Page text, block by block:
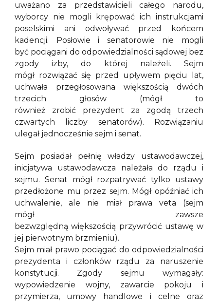
uważano za przedstawicieli całego narodu,
wyborcy nie mogli krępować ich instrukcjami
poselskimi ani odwoływać przed końcem
kadencji. Posłowie i senatorowie nie mogli
być pociągani do odpowiedzialności sądowej bez
zgody izby, do której należeli. Sejm
mógł rozwiązać się przed upływem pięciu lat,
uchwała przegłosowana większością dwóch
trzecich głosów (mógł to
również zrobić prezydent za zgodą trzech
czwartych liczby senatorów). Rozwiązaniu
ulegał jednocześnie sejm i senat.
Sejm posiadał pełnię władzy ustawodawczej,
inicjatywa ustawodawcza należała do rządu i
sejmu. Senat mógł rozpatrywać tylko ustawy
przedłożone mu przez sejm. Mógł opóźniać ich
uchwalenie, ale nie miał prawa veta (sejm
mógł zawsze
bezwzględną większością przywrócić ustawę w
jej pierwotnym brzmieniu).
Sejm miał prawo pociągać do odpowiedzialności
prezydenta i członków rządu za naruszenie
konstytucji. Zgody sejmu wymagały:
wypowiedzenie wojny, zawarcie pokoju i
przymierza, umowy handlowe i celne oraz